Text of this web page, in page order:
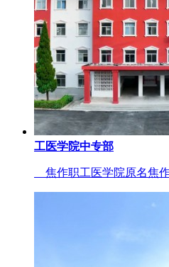
工医学院中专部
焦作职工医学院原名焦